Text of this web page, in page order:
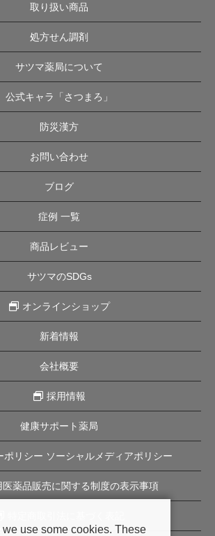
取り扱い商品
処方せん調剤
サツマ薬局について
公式キャラ「さつまろ」
防災漢方
お問い合わせ
ブログ
症例 一覧
商品レビュー
サツマのSDGs
オンラインショップ
新着情報
会社概要
採用情報
健康サポート薬局
ポリシー ソーシャルメディアポリシー
医薬品販売に関する制度の表示事項
use some cookies. These